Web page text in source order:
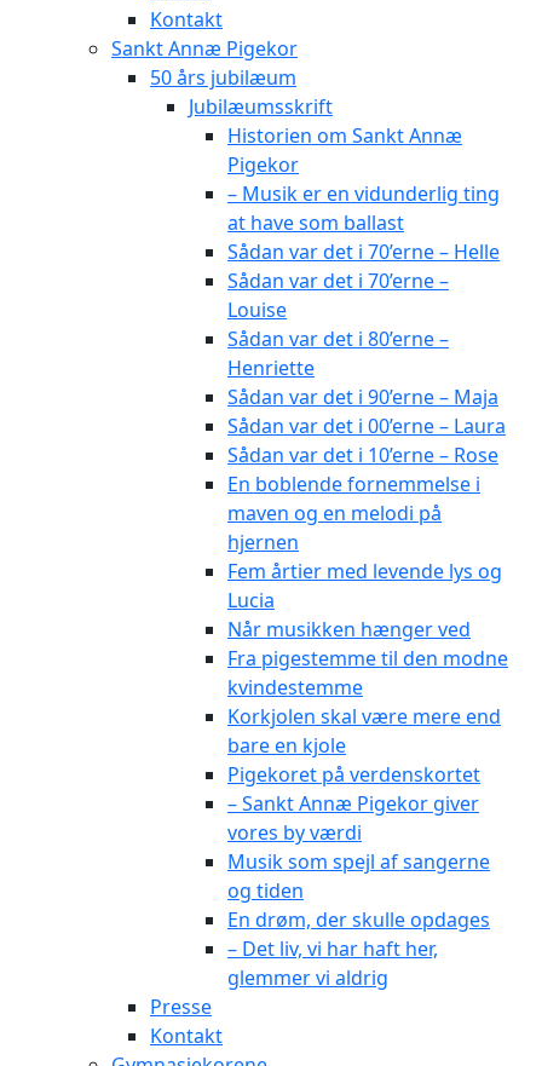
Kontakt
Sankt Annæ Pigekor
50 års jubilæum
Jubilæumsskrift
Historien om Sankt Annæ
Pigekor
– Musik er en vidunderlig ting
at have som ballast
Sådan var det i 70’erne – Helle
Sådan var det i 70’erne –
Louise
Sådan var det i 80’erne –
Henriette
Sådan var det i 90’erne – Maja
Sådan var det i 00’erne – Laura
Sådan var det i 10’erne – Rose
En boblende fornemmelse i
maven og en melodi på
hjernen
Fem årtier med levende lys og
Lucia
Når musikken hænger ved
Fra pigestemme til den modne
kvindestemme
Korkjolen skal være mere end
bare en kjole
Pigekoret på verdenskortet
– Sankt Annæ Pigekor giver
vores by værdi
Musik som spejl af sangerne
og tiden
En drøm, der skulle opdages
– Det liv, vi har haft her,
glemmer vi aldrig
Presse
Kontakt